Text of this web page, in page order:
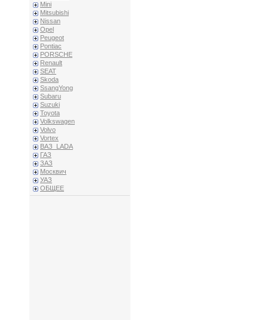
Mini
Mitsubishi
Nissan
Opel
Peugeot
Pontiac
PORSCHE
Renault
SEAT
Skoda
SsangYong
Subaru
Suzuki
Toyota
Volkswagen
Volvo
Vortex
ВАЗ_LADA
ГАЗ
ЗАЗ
Москвич
УАЗ
ОБЩЕЕ